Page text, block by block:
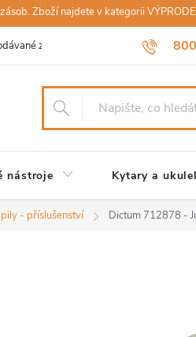
Zboží najdete v kategorii
značky Návody a údržba
nástroje Kytary a
- příslušenství Dictum 712878 -